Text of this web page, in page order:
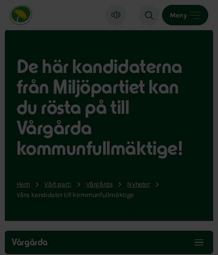
Miljöpartiet de gröna, startsida
Meny
De här kandidaterna
från Miljöpartiet kan
du rösta på till
Vårgårda
kommunfullmäktige!
Hem Vårt parti Vårgårda
Nyheter
Våra kandidater till kommunfullmäktige
Hoppa
över
menyn
Vårgårda